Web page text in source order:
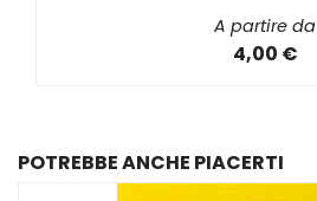
A partire da
4,00 €
POTREBBE ANCHE PIACERTI